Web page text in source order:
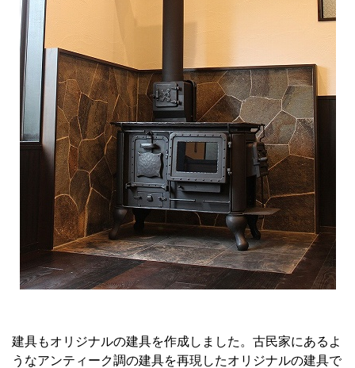
建具もオリジナルの建具を作成しました。古民家にあるよ
うなアンティーク調の建具を再現したオリジナルの建具で